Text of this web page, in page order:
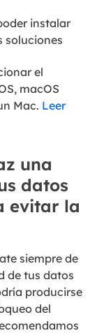
instalar
soluciones
el
macOS
Mac. Leer
una
datos
evitar la
siempre de
de tus datos
producirse
del